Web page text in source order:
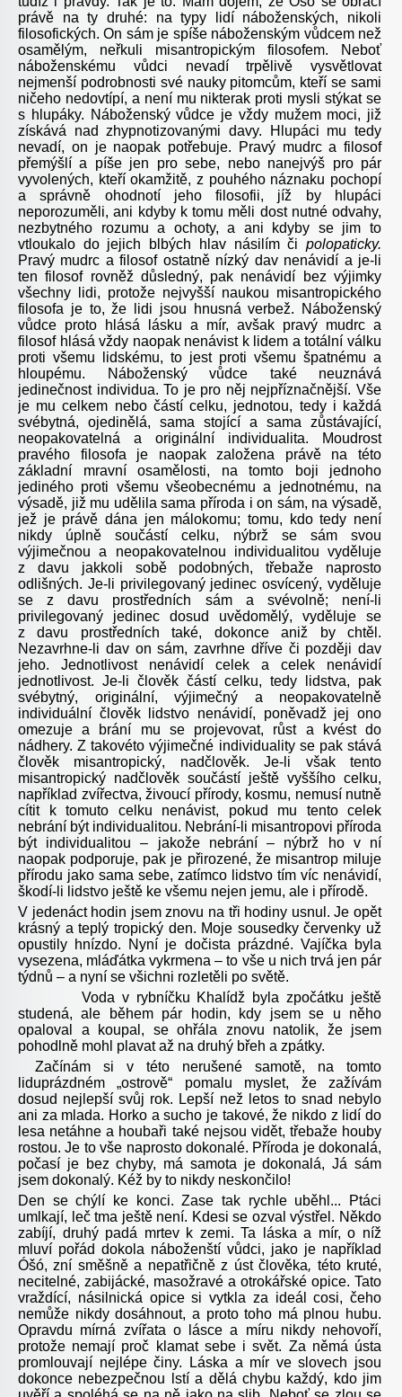
právě na ty druhé: na typy lidí náboženských, nikoli
filosofických. On sám je spíše náboženským vůdcem než
osamělým, neřkuli misantropickým filosofem. Neboť
náboženskému vůdci nevadí trpělivě vysvětlovat
nejmenší podrobnosti své nauky pitomcům, kteří se sami
ničeho nedovtípí, a není mu nikterak proti mysli stýkat se
s hlupáky. Náboženský vůdce je vždy mužem moci, již
získává nad zhypnotizovanými davy. Hlupáci mu tedy
nevadí, on je naopak potřebuje. Pravý mudrc a filosof
přemýšlí a píše jen pro sebe, nebo nanejvýš pro pár
vyvolených, kteří okamžitě, z pouhého náznaku pochopí
a správně ohodnotí jeho filosofii, jíž by hlupáci
neporozuměli, ani kdyby k tomu měli dost nutné odvahy,
nezbytného rozumu a ochoty, a ani kdyby se jim to
vtloukalo do jejich blbých hlav násilím či polopaticky.
Pravý mudrc a filosof ostatně nízký dav nenávidí a je-li
ten filosof rovněž důsledný, pak nenávidí bez výjimky
všechny lidi, protože nejvyšší naukou misantropického
filosofa je to, že lidi jsou hnusná verbež. Náboženský
vůdce proto hlásá lásku a mír, avšak pravý mudrc a
filosof hlásá vždy naopak nenávist k lidem a totální válku
proti všemu lidskému, to jest proti všemu špatnému a
hloupému. Náboženský vůdce také neuznává
jedinečnost individua. To je pro něj nejpříznačnější. Vše
je mu celkem nebo částí celku, jednotou, tedy i každá
svébytná, ojedinělá, sama stojící a sama zůstávající,
neopakovatelná a originální individualita. Moudrost
pravého filosofa je naopak založena právě na této
základní mravní osamělosti, na tomto boji jednoho
jediného proti všemu všeobecnému a jednotnému, na
výsadě, již mu udělila sama příroda i on sám, na výsadě,
jež je právě dána jen málokomu; tomu, kdo tedy není
nikdy úplně součástí celku, nýbrž se sám svou
výjimečnou a neopakovatelnou individualitou vyděluje
z davu jakkoli sobě podobných, třebaže naprosto
odlišných. Je-li privilegovaný jedinec osvícený, vyděluje
se z davu prostředních sám a svévolně; není-li
privilegovaný jedinec dosud uvědomělý, vyděluje se
z davu prostředních také, dokonce aniž by chtěl.
Nezavrhne-li dav on sám, zavrhne dříve či později dav
jeho. Jednotlivost nenávidí celek a celek nenávidí
jednotlivost. Je-li člověk částí celku, tedy lidstva, pak
svébytný, originální, výjimečný a neopakovatelně
individuální člověk lidstvo nenávidí, poněvadž jej ono
omezuje a brání mu se projevovat, růst a kvést do
nádhery. Z takovéto výjimečné individuality se pak stává
člověk misantropický, nadčlověk. Je-li však tento
misantropický nadčlověk součástí ještě vyššího celku,
například zvířectva, živoucí přírody, kosmu, nemusí nutně
cítit k tomuto celku nenávist, pokud mu tento celek
nebrání být individualitou. Nebrání-li misantropovi příroda
být individualitou – jakože nebrání – nýbrž ho v ní
naopak podporuje, pak je přirozené, že misantrop miluje
přírodu jako sama sebe, zatímco lidstvo tím víc nenávidí,
škodí-li lidstvo ještě ke všemu nejen jemu, ale i přírodě.
V jedenáct hodin jsem znovu na tři hodiny usnul. Je opět
krásný a teplý tropický den. Moje sousedky červenky už
opustily hnízdo. Nyní je dočista prázdné. Vajíčka byla
vysezena, mláďátka vykrmena – to vše u nich trvá jen pár
týdnů – a nyní se všichni rozletěli po světě.
Voda v rybníčku Khalídž byla zpočátku ještě
studená, ale během pár hodin, kdy jsem se u něho
opaloval a koupal, se ohřála znovu natolik, že jsem
pohodlně mohl plavat až na druhý břeh a zpátky.
Začínám si v této nerušené samotě, na tomto
liduprázdném „ostrově“ pomalu myslet, že zažívám
dosud nejlepší svůj rok. Lepší než letos to snad nebylo
ani za mlada. Horko a sucho je takové, že nikdo z lidí do
lesa netáhne a houbaři také nejsou vidět, třebaže houby
rostou. Je to vše naprosto dokonalé. Příroda je dokonalá,
počasí je bez chyby, má samota je dokonalá, Já sám
jsem dokonalý. Kéž by to nikdy neskončilo!
Den se chýlí ke konci. Zase tak rychle uběhl... Ptáci
umlkají, leč tma ještě není. Kdesi se ozval výstřel. Někdo
zabíjí, druhý padá mrtev k zemi. Ta láska a mír, o níž
mluví pořád dokola náboženští vůdci, jako je například
Óšó, zní směšně a nepatřičně z úst člověka, této kruté,
necitelné, zabijácké, masožravé a otrokářské opice. Tato
vraždící, násilnická opice si vytkla za ideál cosi, čeho
nemůže nikdy dosáhnout, a proto toho má plnou hubu.
Opravdu mírná zvířata o lásce a míru nikdy nehovoří,
protože nemají proč klamat sebe i svět. Za němá ústa
promlouvají nejlépe činy. Láska a mír ve slovech jsou
dokonce nebezpečnou lstí a dělá chybu každý, kdo jim